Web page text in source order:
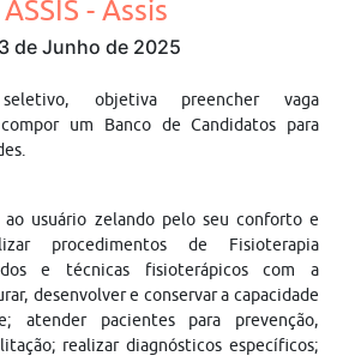
ASSIS - Assis
de Junho de 2025
objetiva preencher vaga
um Banco de Candidatos para
ao usuário zelando pelo seu conforto e
procedimentos de Fisioterapia
e técnicas fisioterápicos com a
desenvolver e conservar a capacidade
atender pacientes para prevenção,
realizar diagnósticos específicos;